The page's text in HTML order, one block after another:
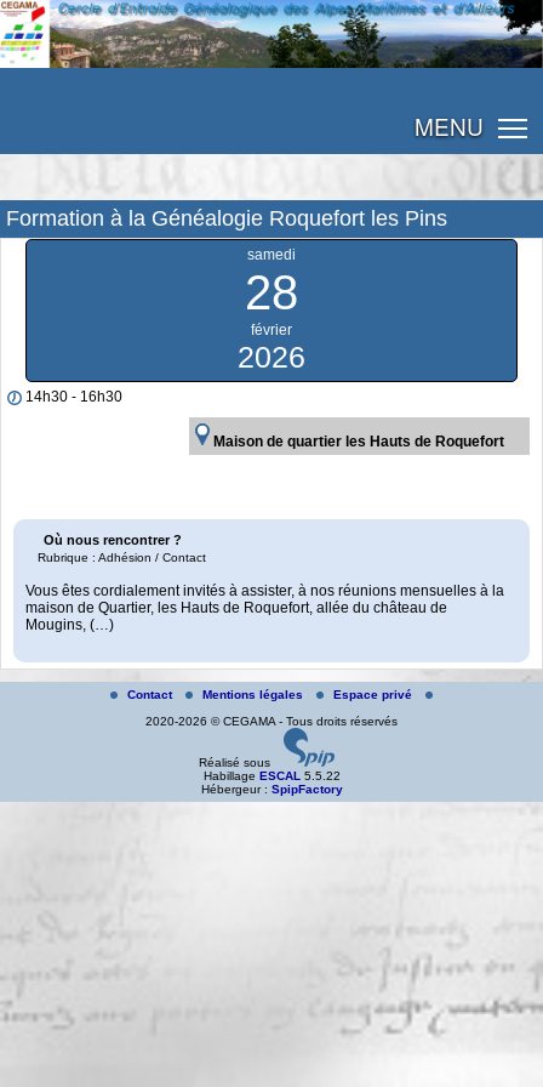
MENU
Formation à la Généalogie Roquefort les Pins
samedi
28
février
2026
14h30 - 16h30
Maison de quartier les Hauts de Roquefort
Où nous rencontrer ?
Rubrique : Adhésion / Contact
Vous êtes cordialement invités à assister, à nos réunions mensuelles à la
maison de Quartier, les Hauts de Roquefort, allée du château de
Mougins, (…)
Contact Mentions légales
Espace privé
2020-2026 © CEGAMA - Tous droits réservés
Réalisé sous
Habillage ESCAL5.5.22
Hébergeur : SpipFactory